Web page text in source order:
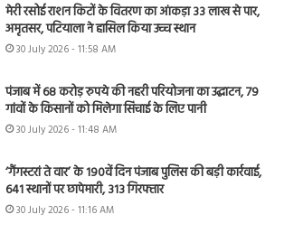
मेरी रसोई राशन किटों के वितरण का आंकड़ा 33 लाख से पार,
अमृतसर, पटियाला ने हासिल किया उच्च स्थान
30 July 2026 - 11:58 AM
पंजाब में 68 करोड़ रुपये की नहरी परियोजना का उद्घाटन, 79
गांवों के किसानों को मिलेगा सिंचाई के लिए पानी
30 July 2026 - 11:48 AM
‘गैंगस्टरां ते वार’ के 190वें दिन पंजाब पुलिस की बड़ी कार्रवाई,
641 स्थानों पर छापेमारी, 313 गिरफ्तार
30 July 2026 - 11:16 AM